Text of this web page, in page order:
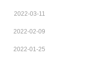
2022-03-11
2022-02-09
2022-01-25